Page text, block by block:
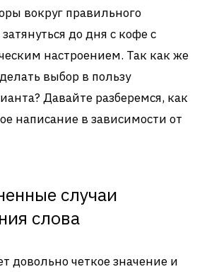
вокруг правильного
до дня с кофе с
настроением. Так как же
выбор в пользу
Давайте разберемся, как
написание в зависимости от
случаи
слова
довольно четкое значение и